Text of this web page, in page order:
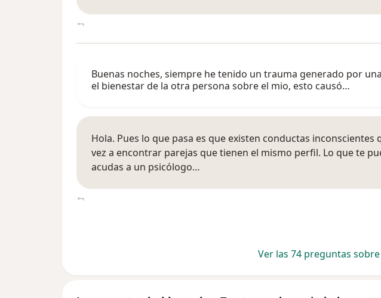
Buenas noches, siempre he tenido un trauma generado por
el bienestar de la otra persona sobre el mio, esto causó…
Hola. Pues lo que pasa es que existen conductas inconscientes
vez a encontrar parejas que tienen el mismo perfil. Lo que te
acudas a un psicólogo…
Ver las 74 preguntas